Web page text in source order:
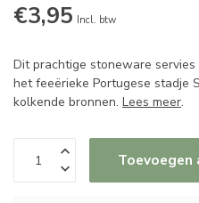
€3,95 Incl. btw
Dit prachtige stoneware
het feeërieke Portugese stadje
kolkende bronnen. Lees meer.
Toevoegen